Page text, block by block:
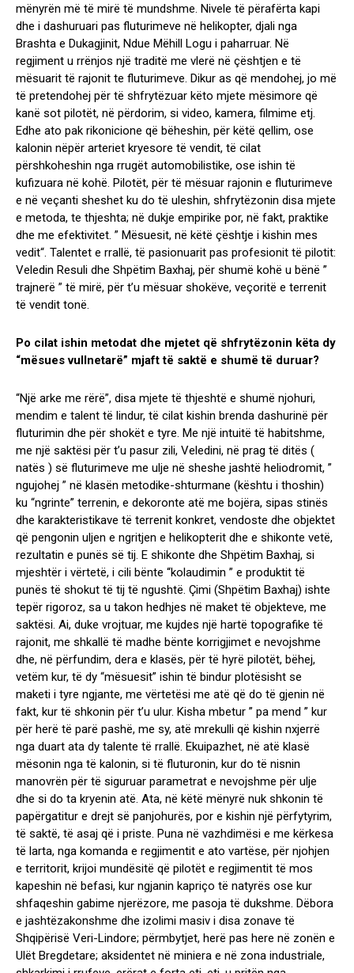
mënyrën më të mirë të mundshme. Nivele të përafërta kapi
dhe i dashuruari pas fluturimeve në helikopter, djali nga
Brashta e Dukagjinit, Ndue Mëhill Logu i paharruar. Në
regjiment u rrënjos një traditë me vlerë në çështjen e të
mësuarit të rajonit te fluturimeve. Dikur as që mendohej, jo më
të pretendohej për të shfrytëzuar këto mjete mësimore që
kanë sot pilotët, në përdorim, si video, kamera, filmime etj.
Edhe ato pak rikonicione që bëheshin, për këtë qellim, ose
kalonin nëpër arteriet kryesore të vendit, të cilat
përshkoheshin nga rrugët automobilistike, ose ishin të
kufizuara në kohë. Pilotët, për të mësuar rajonin e fluturimeve
e në veçanti sheshet ku do të uleshin, shfrytëzonin disa mjete
e metoda, te thjeshta; në dukje empirike por, në fakt, praktike
dhe me efektivitet. ” Mësuesit, në këtë çështje i kishin mes
vedit“. Talentet e rrallë, të pasionuarit pas profesionit të pilotit:
Veledin Resuli dhe Shpëtim Baxhaj, për shumë kohë u bënë ”
trajnerë ” të mirë, për t’u mësuar shokëve, veçoritë e terrenit
të vendit tonë.
Po cilat ishin metodat dhe mjetet që shfrytëzonin këta dy
“mësues vullnetarë” mjaft të saktë e shumë të duruar?
“Një arke me rërë”, disa mjete të thjeshtë e shumë njohuri,
mendim e talent të lindur, të cilat kishin brenda dashurinë për
fluturimin dhe për shokët e tyre. Me një intuitë të habitshme,
me një saktësi për t’u pasur zili, Veledini, në prag të ditës (
natës ) së fluturimeve me ulje në sheshe jashtë heliodromit, ”
ngujohej ” në klasën metodike-shturmane (kështu i thoshin)
ku “ngrinte” terrenin, e dekoronte atë me bojëra, sipas stinës
dhe karakteristikave të terrenit konkret, vendoste dhe objektet
që pengonin uljen e ngritjen e helikopterit dhe e shikonte vetë,
rezultatin e punës së tij. E shikonte dhe Shpëtim Baxhaj, si
mjeshtër i vërtetë, i cili bënte “kolaudimin ” e produktit të
punës të shokut të tij të ngushtë. Çimi (Shpëtim Baxhaj) ishte
tepër rigoroz, sa u takon hedhjes në maket të objekteve, me
saktësi. Ai, duke vrojtuar, me kujdes një hartë topografike të
rajonit, me shkallë të madhe bënte korrigjimet e nevojshme
dhe, në përfundim, dera e klasës, për të hyrë pilotët, bëhej,
vetëm kur, të dy “mësuesit” ishin të bindur plotësisht se
maketi i tyre ngjante, me vërtetësi me atë që do të gjenin në
fakt, kur të shkonin për t’u ulur. Kisha mbetur ” pa mend ” kur
për herë të parë pashë, me sy, atë mrekulli që kishin nxjerrë
nga duart ata dy talente të rrallë. Ekuipazhet, në atë klasë
mësonin nga të kalonin, si të fluturonin, kur do të nisnin
manovrën për të siguruar parametrat e nevojshme për ulje
dhe si do ta kryenin atë. Ata, në këtë mënyrë nuk shkonin të
papërgatitur e drejt së panjohurës, por e kishin një përfytyrim,
të saktë, të asaj që i priste. Puna në vazhdimësi e me kërkesa
të larta, nga komanda e regjimentit e ato vartëse, për njohjen
e territorit, krijoi mundësitë që pilotët e regjimentit të mos
kapeshin në befasi, kur ngjanin kapriço të natyrës ose kur
shfaqeshin gabime njerëzore, me pasoja të dukshme. Dëbora
e jashtëzakonshme dhe izolimi masiv i disa zonave të
Shqipërisë Veri-Lindore; përmbytjet, herë pas here në zonën e
Ulët Bregdetare; aksidentet në miniera e në zona industriale,